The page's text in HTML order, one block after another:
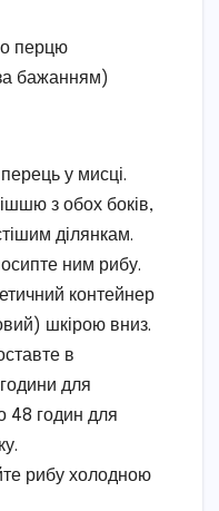
перцю
бажанням)
у мисці.
з обох боків,
ділянкам.
ним рибу.
контейнер
шкірою вниз.
в
для
48 годин для
рибу холодною